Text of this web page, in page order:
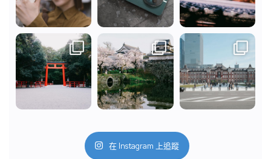
在 Instagram 上追蹤